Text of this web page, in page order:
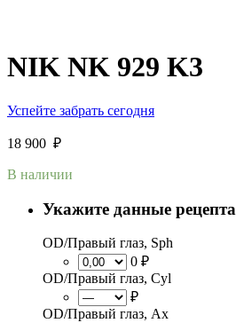
NIK NK 929 K3
Успейте забрать сегодня
18 900 ₽
В наличии
Укажите данные рецепта
OD/Правый глаз, Sph
0 ₽
OD/Правый глаз, Cyl
₽
OD/Правый глаз, Ax